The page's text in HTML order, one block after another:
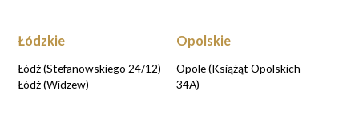
Łódzkie
Łódź (Stefanowskiego 24/12)
Łódź (Widzew)
Opolskie
Opole (Książąt Opolskich
34A)